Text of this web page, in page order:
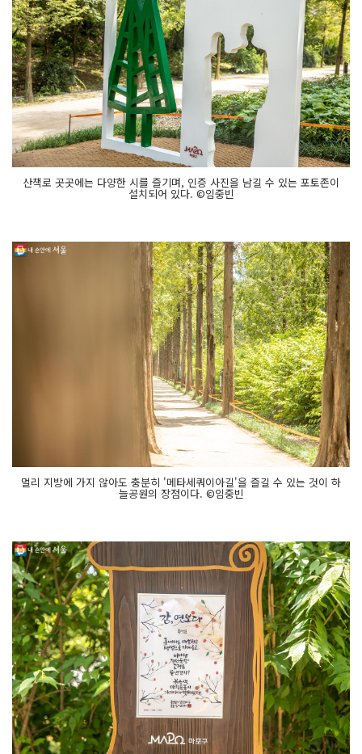
산책로 곳곳에는 다양한 시를 즐기며, 인증 사진을 남길 수 있는 포토존이
설치되어 있다. ©임중빈
멀리 지방에 가지 않아도 충분히 '메타세쿼이아길'을 즐길 수 있는 것이 하
늘공원의 장점이다. ©임중빈